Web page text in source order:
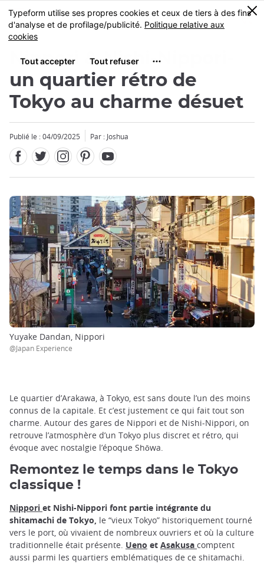
Skip
to
main
MENU
0
Nippori & Nishi-Nippori-
un quartier rétro de
Tokyo au charme désuet
Publié le : 04/09/2025 Par : Joshua
Yuyake Dandan, Nippori
@Japan Experience
Le quartier d’Arakawa, à Tokyo, est sans doute l’un des moins
connus de la capitale. Et c’est justement ce qui fait tout son
charme. Autour des gares de Nippori et de Nishi-Nippori, on
retrouve l’atmosphère d’un Tokyo plus discret et rétro, qui
évoque avec nostalgie l’époque Shōwa.
Remontez le temps dans le Tokyo
classique !
Nippori et Nishi-Nippori font partie intégrante du
shitamachi de Tokyo, le “vieux Tokyo” historiquement tourné
vers le port, où vivaient de nombreux ouvriers et où la culture
traditionnelle était présente. Ueno et Asakusa comptent
aussi parmi les quartiers emblématiques de ce shitamachi.
Fermer